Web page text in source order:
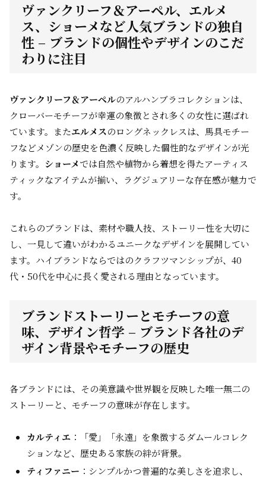
ヴァンクリーフ＆アーペル、エルメ
ス、ショーメなど人気ブランドの独自
性 – ブランドの個性やデザインのこだ
わりに注目
ヴァンクリーフ＆アーペルのアルハンブラコレクションは、
クローバーモチーフが幸運の象徴とされ多くの女性に選ばれ
ています。またエルメスのロングネックレスは、馬具モチー
フなどメゾンの歴史を色濃く反映した個性的なデザインが光
ります。 ショーメでは自然や植物から着想を得たアーティス
ティックなアイテムが揃い、ラグジュアリーな存在感が魅力で
す。
これらのブランドは、素材や職人技、ストーリー性を大切に
し、一見して違いがわかるユニークなデザインを展開してい
ます。ハイブランドならではのクラフツマンシップが、40
代・50代を中心に長く愛される理由となっています。
ブランドストーリーとモチーフの意
味、デザイン哲学 – ブランド各社のデ
ザイン背景やモチーフの歴史
各ブランドには、その美意識や世界観を反映した唯一無二の
ストーリーと、モチーフの意味が存在します。
カルティエ ：「愛」「永遠」を象徴するダムールコレク
ションなど、歴史ある家族の絆が背景。
ティファニー ：シンプルかつ普遍的な美しさを追求し、